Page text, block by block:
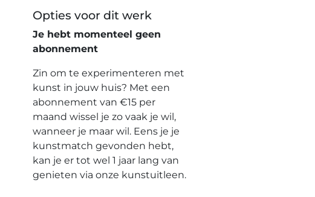
Opties voor dit werk
Je hebt momenteel geen
abonnement
Zin om te experimenteren met
kunst in jouw huis? Met een
abonnement van €15 per
maand wissel je zo vaak je wil,
wanneer je maar wil. Eens je je
kunstmatch gevonden hebt,
kan je er tot wel 1 jaar lang van
genieten via onze kunstuitleen.